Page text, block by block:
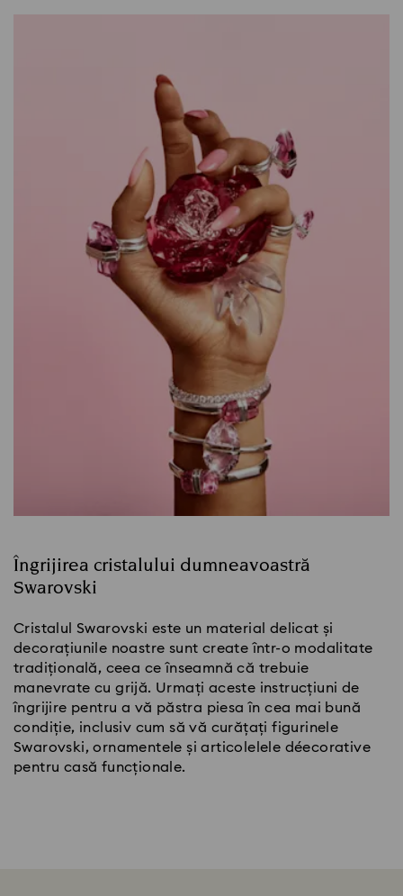
Îngrijirea cristalului dumneavoastră
Swarovski
Cristalul Swarovski este un material delicat și
decorațiunile noastre sunt create într-o modalitate
tradițională, ceea ce înseamnă că trebuie
manevrate cu grijă. Urmați aceste instrucțiuni de
îngrijire pentru a vă păstra piesa în cea mai bună
condiție, inclusiv cum să vă curățați figurinele
Swarovski, ornamentele și articolelele déecorative
pentru casă funcționale.